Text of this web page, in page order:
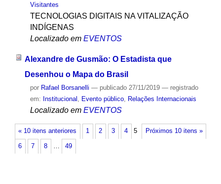
Visitantes
TECNOLOGIAS DIGITAIS NA VITALIZAÇÃO
INDÍGENAS
Localizado em EVENTOS
Alexandre de Gusmão: O Estadista que
Desenhou o Mapa do Brasil
por Rafael Borsanelli — publicado27/11/2019 — registrado
em: Institucional , Evento público, Relações Internacionais
Localizado em EVENTOS
« 10 itens anteriores Próximos 10 itens »
1 2 3 4 5
6 7 8 … 49